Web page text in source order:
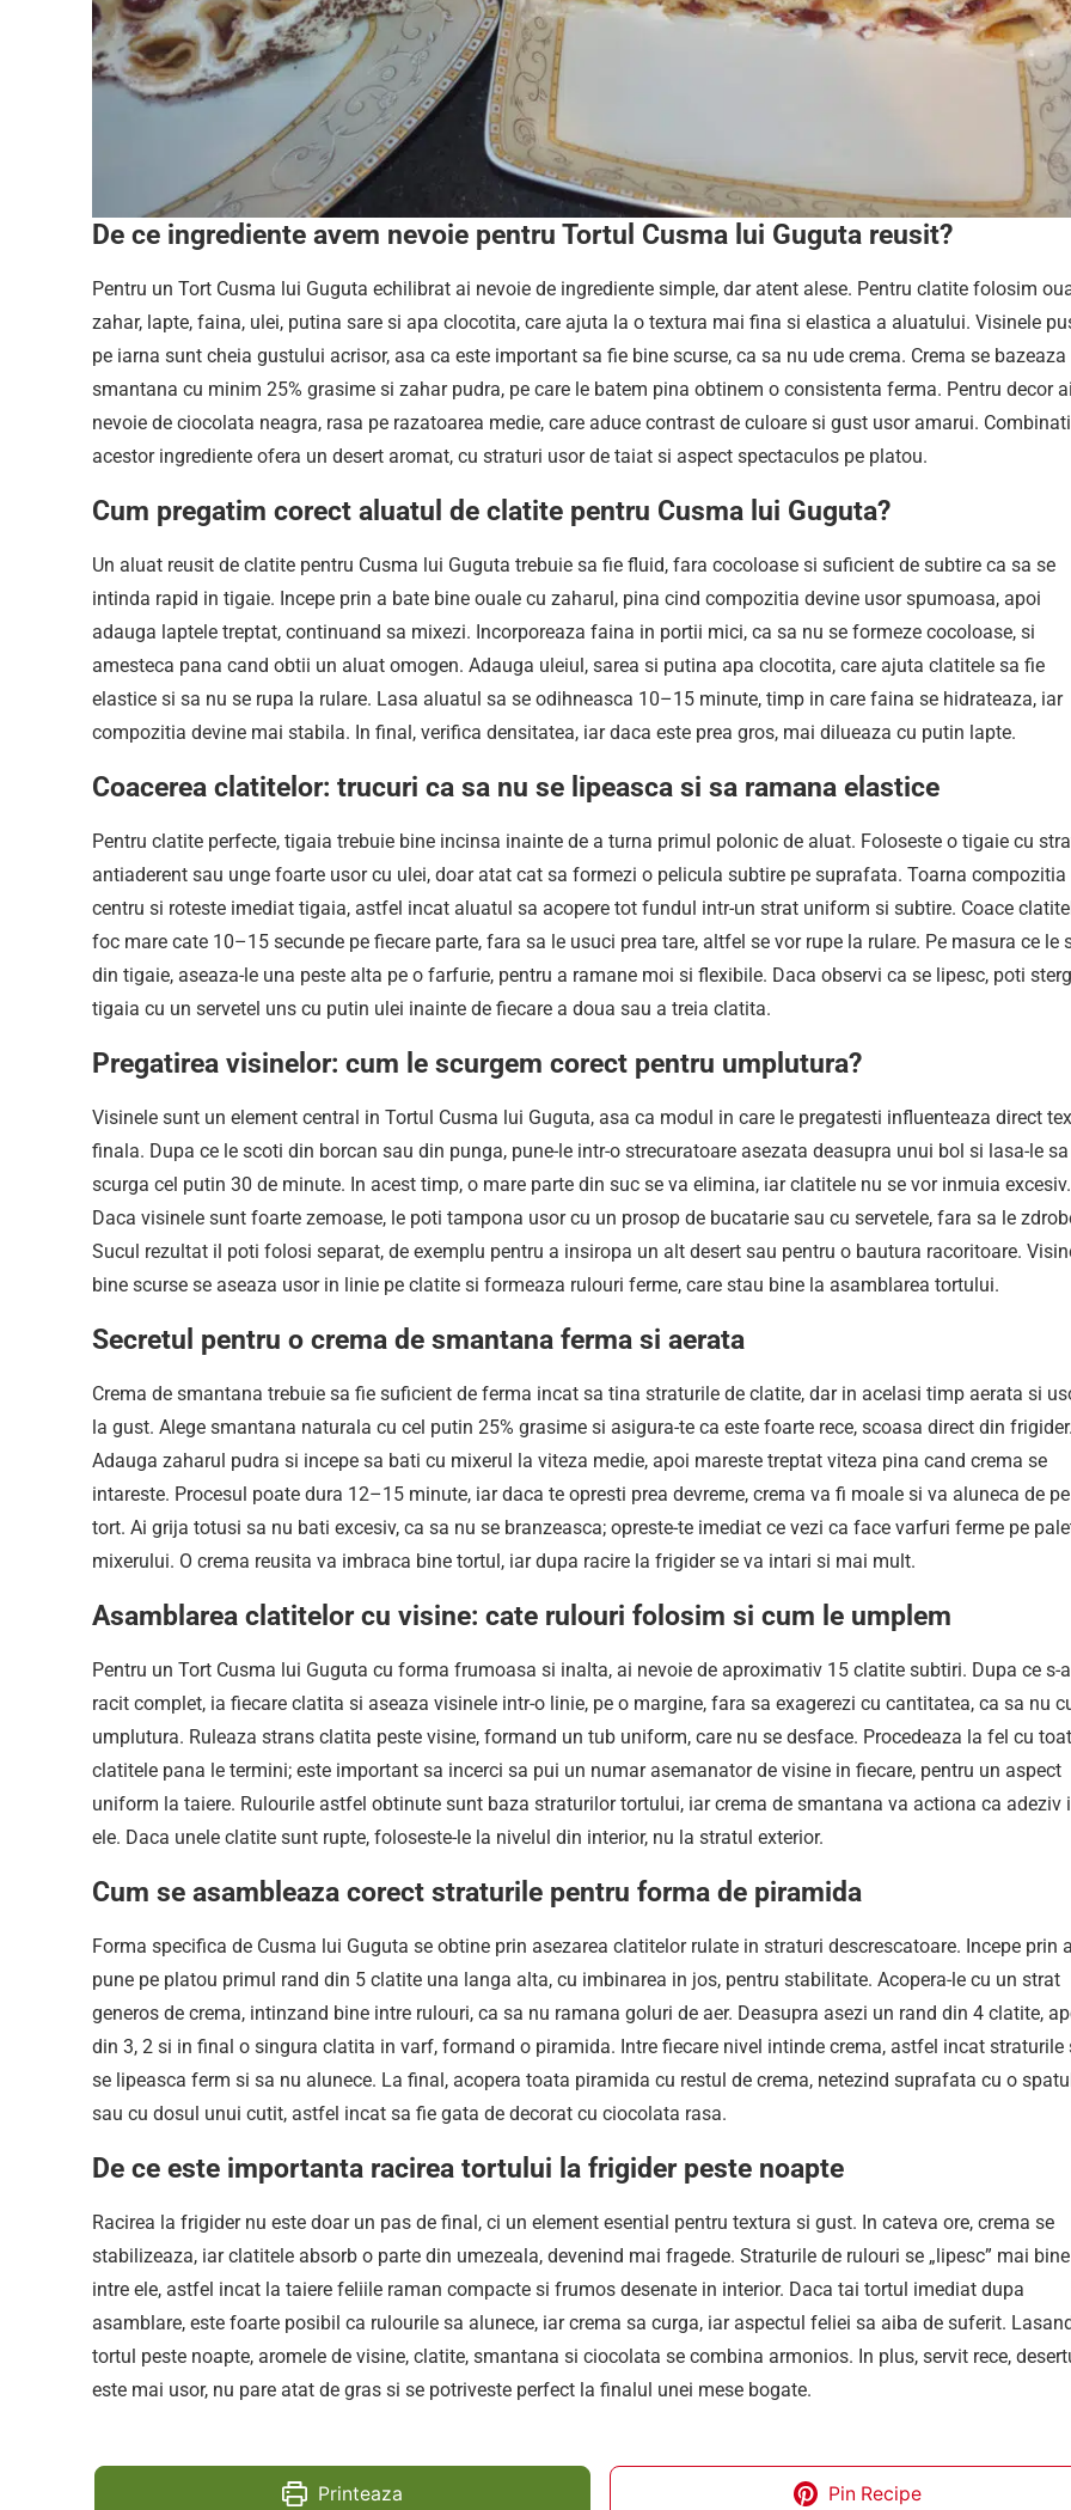
De ce ingrediente avem nevoie pentru Tortul Cusma lui Guguta reusit?
Pentru un Tort Cusma lui Guguta echilibrat ai nevoie de ingrediente simple, dar atent alese. Pentru clatite folosim
zahar, lapte, faina, ulei, putina sare si apa clocotita, care ajuta la o textura mai fina si elastica a aluatului. Visinele
pe iarna sunt cheia gustului acrisor, asa ca este important sa fie bine scurse, ca sa nu ude crema. Crema se bazeaza
smantana cu minim 25% grasime si zahar pudra, pe care le batem pina obtinem o consistenta ferma. Pentru decor ai
nevoie de ciocolata neagra, rasa pe razatoarea medie, care aduce contrast de culoare si gust usor amarui.
acestor ingrediente ofera un desert aromat, cu straturi usor de taiat si aspect spectaculos pe platou.
Cum pregatim corect aluatul de clatite pentru Cusma lui Guguta?
Un aluat reusit de clatite pentru Cusma lui Guguta trebuie sa fie fluid, fara cocoloase si suficient de subtire ca sa se
intinda rapid in tigaie. Incepe prin a bate bine ouale cu zaharul, pina cind compozitia devine usor spumoasa, apoi
adauga laptele treptat, continuand sa mixezi. Incorporeaza faina in portii mici, ca sa nu se formeze cocoloase, si
amesteca pana cand obtii un aluat omogen. Adauga uleiul, sarea si putina apa clocotita, care ajuta clatitele sa fie
elastice si sa nu se rupa la rulare. Lasa aluatul sa se odihneasca 10–15 minute, timp in care faina se hidrateaza, iar
compozitia devine mai stabila. In final, verifica densitatea, iar daca este prea gros, mai dilueaza cu putin lapte.
Coacerea clatitelor: trucuri ca sa nu se lipeasca si sa ramana elastice
Pentru clatite perfecte, tigaia trebuie bine incinsa inainte de a turna primul polonic de aluat. Foloseste o tigaie cu
antiaderent sau unge foarte usor cu ulei, doar atat cat sa formezi o pelicula subtire pe suprafata. Toarna compozitia
centru si roteste imediat tigaia, astfel incat aluatul sa acopere tot fundul intr-un strat uniform si subtire. Coace
foc mare cate 10–15 secunde pe fiecare parte, fara sa le usuci prea tare, altfel se vor rupe la rulare. Pe masura ce le
din tigaie, aseaza-le una peste alta pe o farfurie, pentru a ramane moi si flexibile. Daca observi ca se lipesc, poti
tigaia cu un servetel uns cu putin ulei inainte de fiecare a doua sau a treia clatita.
Pregatirea visinelor: cum le scurgem corect pentru umplutura?
Visinele sunt un element central in Tortul Cusma lui Guguta, asa ca modul in care le pregatesti influenteaza direct
finala. Dupa ce le scoti din borcan sau din punga, pune-le intr-o strecuratoare asezata deasupra unui bol si lasa-le
scurga cel putin 30 de minute. In acest timp, o mare parte din suc se va elimina, iar clatitele nu se vor inmuia excesiv.
Daca visinele sunt foarte zemoase, le poti tampona usor cu un prosop de bucatarie sau cu servetele, fara sa le
Sucul rezultat il poti folosi separat, de exemplu pentru a insiropa un alt desert sau pentru o bautura racoritoare.
bine scurse se aseaza usor in linie pe clatite si formeaza rulouri ferme, care stau bine la asamblarea tortului.
Secretul pentru o crema de smantana ferma si aerata
Crema de smantana trebuie sa fie suficient de ferma incat sa tina straturile de clatite, dar in acelasi timp aerata si
la gust. Alege smantana naturala cu cel putin 25% grasime si asigura-te ca este foarte rece, scoasa direct din frigider.
Adauga zaharul pudra si incepe sa bati cu mixerul la viteza medie, apoi mareste treptat viteza pina cand crema se
intareste. Procesul poate dura 12–15 minute, iar daca te opresti prea devreme, crema va fi moale si va aluneca de pe
tort. Ai grija totusi sa nu bati excesiv, ca sa nu se branzeasca; opreste-te imediat ce vezi ca face varfuri ferme pe
mixerului. O crema reusita va imbraca bine tortul, iar dupa racire la frigider se va intari si mai mult.
Asamblarea clatitelor cu visine: cate rulouri folosim si cum le umplem
Pentru un Tort Cusma lui Guguta cu forma frumoasa si inalta, ai nevoie de aproximativ 15 clatite subtiri. Dupa ce s-
racit complet, ia fiecare clatita si aseaza visinele intr-o linie, pe o margine, fara sa exagerezi cu cantitatea, ca sa nu
umplutura. Ruleaza strans clatita peste visine, formand un tub uniform, care nu se desface. Procedeaza la fel cu
clatitele pana le termini; este important sa incerci sa pui un numar asemanator de visine in fiecare, pentru un aspect
uniform la taiere. Rulourile astfel obtinute sunt baza straturilor tortului, iar crema de smantana va actiona ca adeziv
ele. Daca unele clatite sunt rupte, foloseste-le la nivelul din interior, nu la stratul exterior.
Cum se asambleaza corect straturile pentru forma de piramida
Forma specifica de Cusma lui Guguta se obtine prin asezarea clatitelor rulate in straturi descrescatoare. Incepe prin a
pune pe platou primul rand din 5 clatite una langa alta, cu imbinarea in jos, pentru stabilitate. Acopera-le cu un strat
generos de crema, intinzand bine intre rulouri, ca sa nu ramana goluri de aer. Deasupra asezi un rand din 4 clatite,
din 3, 2 si in final o singura clatita in varf, formand o piramida. Intre fiecare nivel intinde crema, astfel incat straturile
se lipeasca ferm si sa nu alunece. La final, acopera toata piramida cu restul de crema, netezind suprafata cu o
sau cu dosul unui cutit, astfel incat sa fie gata de decorat cu ciocolata rasa.
De ce este importanta racirea tortului la frigider peste noapte
Racirea la frigider nu este doar un pas de final, ci un element esential pentru textura si gust. In cateva ore, crema se
stabilizeaza, iar clatitele absorb o parte din umezeala, devenind mai fragede. Straturile de rulouri se „lipesc” mai bine
intre ele, astfel incat la taiere feliile raman compacte si frumos desenate in interior. Daca tai tortul imediat dupa
asamblare, este foarte posibil ca rulourile sa alunece, iar crema sa curga, iar aspectul feliei sa aiba de suferit.
tortul peste noapte, aromele de visine, clatite, smantana si ciocolata se combina armonios. In plus, servit rece,
este mai usor, nu pare atat de gras si se potriveste perfect la finalul unei mese bogate.
Printeaza Pin Recipe